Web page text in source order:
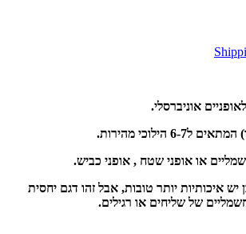
אוניברסלי.
7 הילוכי מהירות.
או אופני שטח , אופני כביש.
יש איכותיות יותר טובות, אבל זהו דגם יחסית
של שליחים או רגילים.